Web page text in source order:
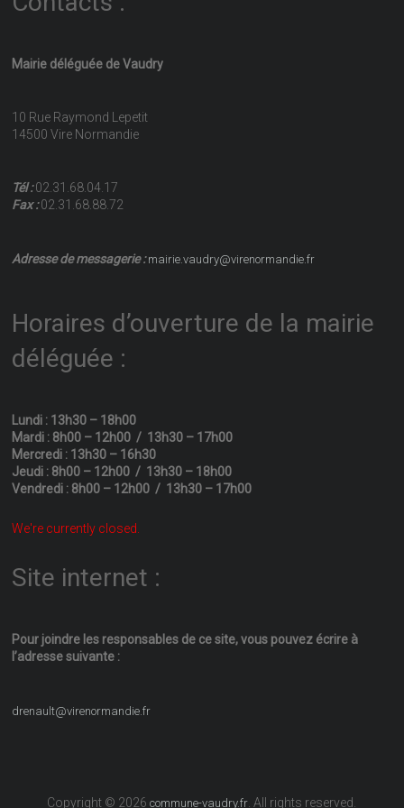
Mairie déléguée de Vaudry
10 Rue Raymond Lepetit
14500 Vire Normandie
Tél :02.31.68.04.17
Fax :02.31.68.88.72
Adresse de messagerie :mairie.vaudry@virenormandie.fr
Horaires d’ouverture de la mairie
déléguée :
Lundi : 13h30 – 18h00
Mardi : 8h00 – 12h00 / 13h30 – 17h00
Mercredi : 13h30 – 16h30
Jeudi : 8h00 – 12h00 / 13h30 – 18h00
Vendredi : 8h00 – 12h00 / 13h30 – 17h00
We're currently closed.
Site internet :
Pour joindre les responsables de ce site, vous pouvez écrire à
l’adresse suivante :
drenault@virenormandie.fr
Copyright © 2026commune-vaudry.fr . All rights reserved.